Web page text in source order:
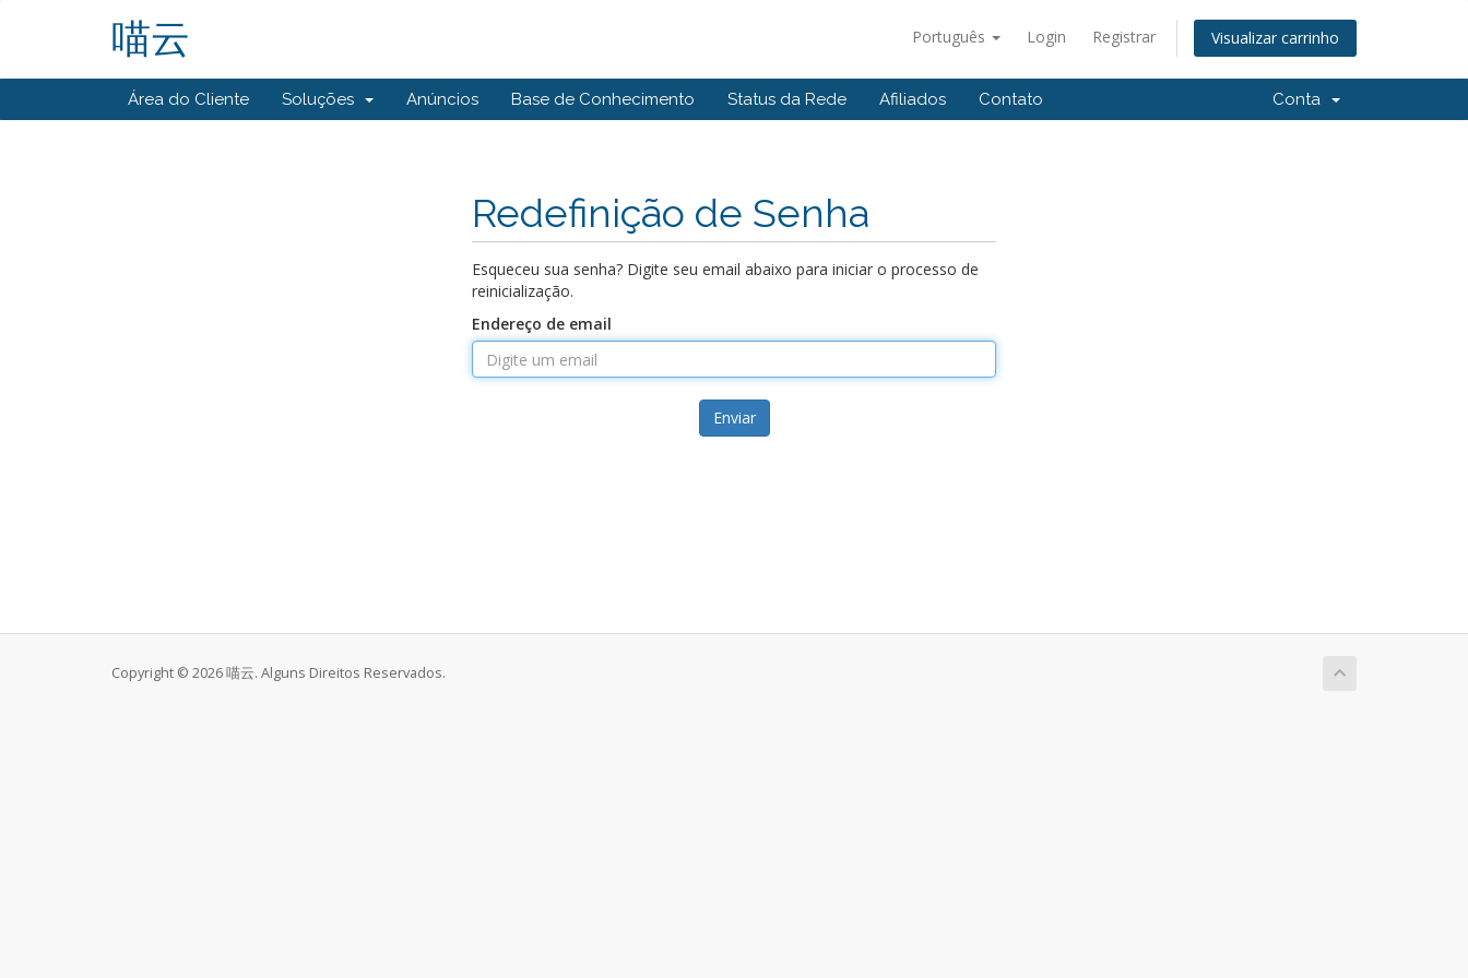
Português Login Registrar Visualizar carrinho
喵云
Área do Cliente Soluções Anúncios Base de Conhecimento Status da Rede Afiliados Contato Conta
Redefinição de Senha
Esqueceu sua senha? Digite seu email abaixo para iniciar o processo de
reinicialização.
Endereço de email
Enviar
Copyright © 2026 喵云. Alguns Direitos Reservados.